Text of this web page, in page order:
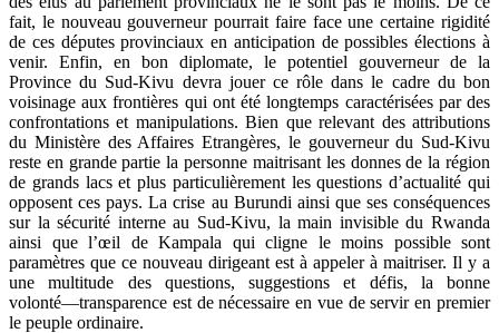
fait, le nouveau gouverneur pourrait faire face une certaine rigidité
de ces députes provinciaux en anticipation de possibles élections à
venir. Enfin, en bon diplomate, le potentiel gouverneur de la
Province du Sud-Kivu devra jouer ce rôle dans le cadre du bon
voisinage aux frontières qui ont été longtemps caractérisées par des
confrontations et manipulations. Bien que relevant des attributions
du Ministère des Affaires Etrangères, le gouverneur du Sud-Kivu
reste en grande partie la personne maitrisant les donnes de la région
de grands lacs et plus particulièrement les questions d’actualité qui
opposent ces pays. La crise au Burundi ainsi que ses conséquences
sur la sécurité interne au Sud-Kivu, la main invisible du Rwanda
ainsi que l’œil de Kampala qui cligne le moins possible sont
paramètres que ce nouveau dirigeant est à appeler à maitriser. Il y a
une multitude des questions, suggestions et défis, la bonne
volonté―transparence est de nécessaire en vue de servir en premier
le peuple ordinaire.